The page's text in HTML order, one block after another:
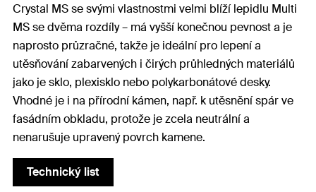
Crystal MS se svými vlastnostmi velmi blíží lepidlu Multi
MS se dvěma rozdíly – má vyšší konečnou pevnost a je
naprosto průzračné, takže je ideální pro lepení a
utěsňování zabarvených i čirých průhledných materiálů
jako je sklo, plexisklo nebo polykarbonátové desky.
Vhodné je i na přírodní kámen, např. k utěsnění spár ve
fasádním obkladu, protože je zcela neutrální a
nenarušuje upravený povrch kamene.
Technický list